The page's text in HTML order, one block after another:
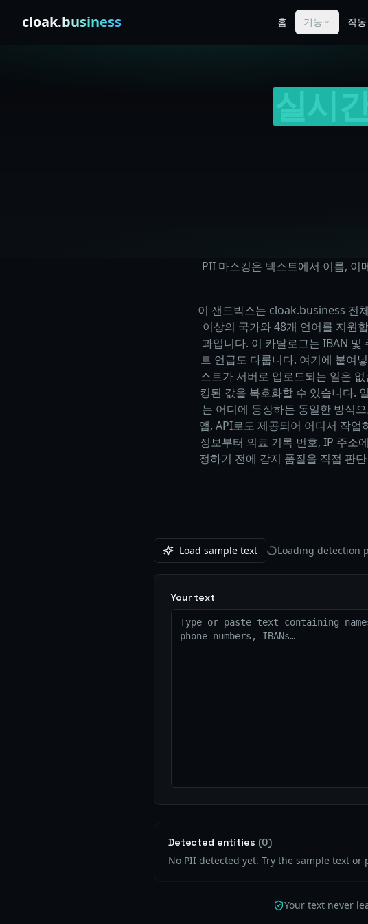
cloak.business 홈 기능 작
PII 마스킹은 텍스트에서 이름, 이
이 샌드박스는 cloak.business 전
이상의 국가와 48개 언어를 지원
과입니다. 이 카탈로그는 IBAN
트 언급도 다룹니다. 여기에 붙여
스트가 서버로 업로드되는 일은
킹된 값을 복호화할 수 있습니다.
는 어디에 등장하든 동일한 방식
앱, API로도 제공되어 어디서 작
정보부터 의료 기록 번호, IP 주소
정하기 전에 감지 품질을 직접 판
Load sample text Loading detection
Your text
Detected entities (0)
No PII detected yet. Try the sample text or
Your text never